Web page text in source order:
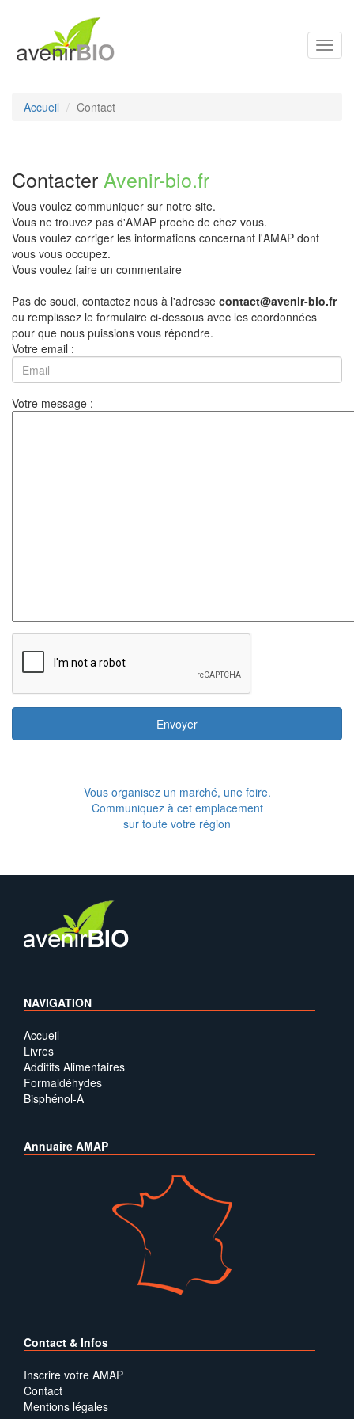
Accueil Contact
Contacter Avenir-bio.fr
Vous voulez communiquer sur notre site.
Vous ne trouvez pas d'AMAP proche de chez vous.
Vous voulez corriger les informations concernant l'AMAP dont
vous vous occupez.
Vous voulez faire un commentaire
Pas de souci, contactez nous à l'adresse contact@avenir-bio.fr
ou remplissez le formulaire ci-dessous avec les coordonnées
pour que nous puissions vous répondre.
Votre email :
Votre message :
Envoyer
Vous organisez un marché, une foire.
Communiquez à cet emplacement
sur toute votre région
NAVIGATION
Accueil
Livres
Additifs Alimentaires
Formaldéhydes
Bisphénol-A
Annuaire AMAP
Contact & Infos
Inscrire votre AMAP
Contact
Mentions légales